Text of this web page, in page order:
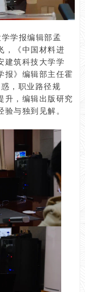
学报编辑部孟
，《中国材料进
建筑科技大学学
报》编辑部主任霍
，职业路径规
升，编辑出版研究
与独到见解。